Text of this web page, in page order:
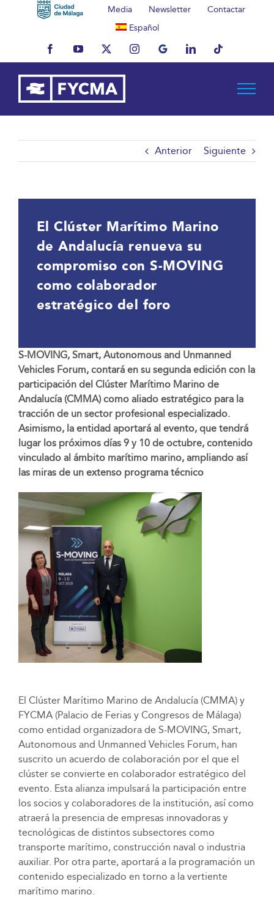
Media Newsletter
Contactar
Español
FacebookYouTubeX InstagramMyBusinessLinkedInTiktok
Anterior Siguiente
El Clúster Marítimo Marino
de Andalucía renueva su
compromiso con S-MOVING
como colaborador
estratégico del foro
S-MOVING, Smart, Autonomous and Unmanned
Vehicles Forum, contará en su segunda edición con la
participación del Clúster Marítimo Marino de
Andalucía (CMMA) como aliado estratégico para la
tracción de un sector profesional especializado.
Asimismo, la entidad aportará al evento, que tendrá
lugar los próximos días 9 y 10 de octubre, contenido
vinculado al ámbito marítimo marino, ampliando así
las miras de un extenso programa técnico
El Clúster Marítimo Marino de Andalucía (CMMA) y
FYCMA (Palacio de Ferias y Congresos de Málaga)
como entidad organizadora de S-MOVING, Smart,
Autonomous and Unmanned Vehicles Forum, han
suscrito un acuerdo de colaboración por el que el
clúster se convierte en colaborador estratégico del
evento. Esta alianza impulsará la participación entre
los socios y colaboradores de la institución, así como
atraerá la presencia de empresas innovadoras y
tecnológicas de distintos subsectores como
transporte marítimo, construcción naval o industria
auxiliar. Por otra parte, aportará a la programación un
contenido especializado en torno a la vertiente
marítimo marino.